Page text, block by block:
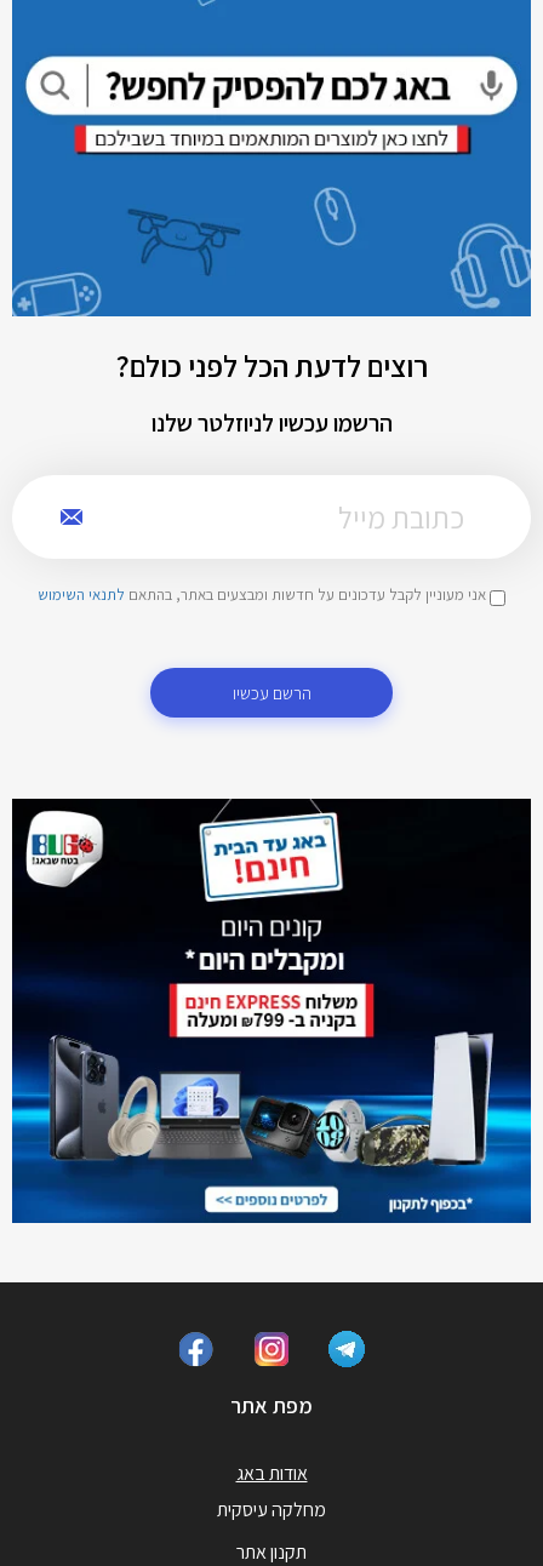
רוצים לדעת הכל לפני כולם?
הרשמו עכשיו לניוזלטר שלנו
אני מעוניין לקבל עדכונים על חדשות ומבצעים באתר, בהתאם לתנאי השימוש
הרשם עכשיו
מפת אתר
אודות באג
מחלקה עיסקית
תקנון אתר